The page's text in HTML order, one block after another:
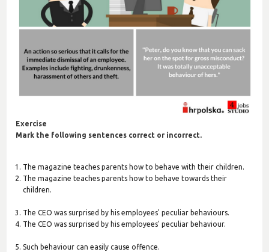
Exercise
Mark the following sentences correct or incorrect.
The magazine teaches parents how to behave with their children.
The magazine teaches parents how to behave towards their
children.
The CEO was surprised by his employees' peculiar behaviours.
The CEO was surprised by his employees' peculiar behaviour.
Such behaviour can easily cause offence.